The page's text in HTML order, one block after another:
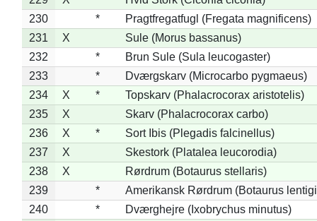
230
*
Pragtfregatfugl (Fregata magnificens)
231
X
Sule (Morus bassanus)
232
*
Brun Sule (Sula leucogaster)
233
*
Dværgskarv (Microcarbo pygmaeus)
234
X *
Topskarv (Phalacrocorax aristotelis)
235
X
Skarv (Phalacrocorax carbo)
236
X *
Sort Ibis (Plegadis falcinellus)
237
X
Skestork (Platalea leucorodia)
238
X
Rørdrum (Botaurus stellaris)
239
*
Amerikansk Rørdrum (Botaurus
240
*
Dværghejre (Ixobrychus minutus)